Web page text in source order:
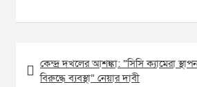
navigation
কেন্দ্র দখলের আশঙ্কা: ”সিসি ক্যামেরা
বিরুদ্ধে ব্যবস্থা” নেয়ার দাবী